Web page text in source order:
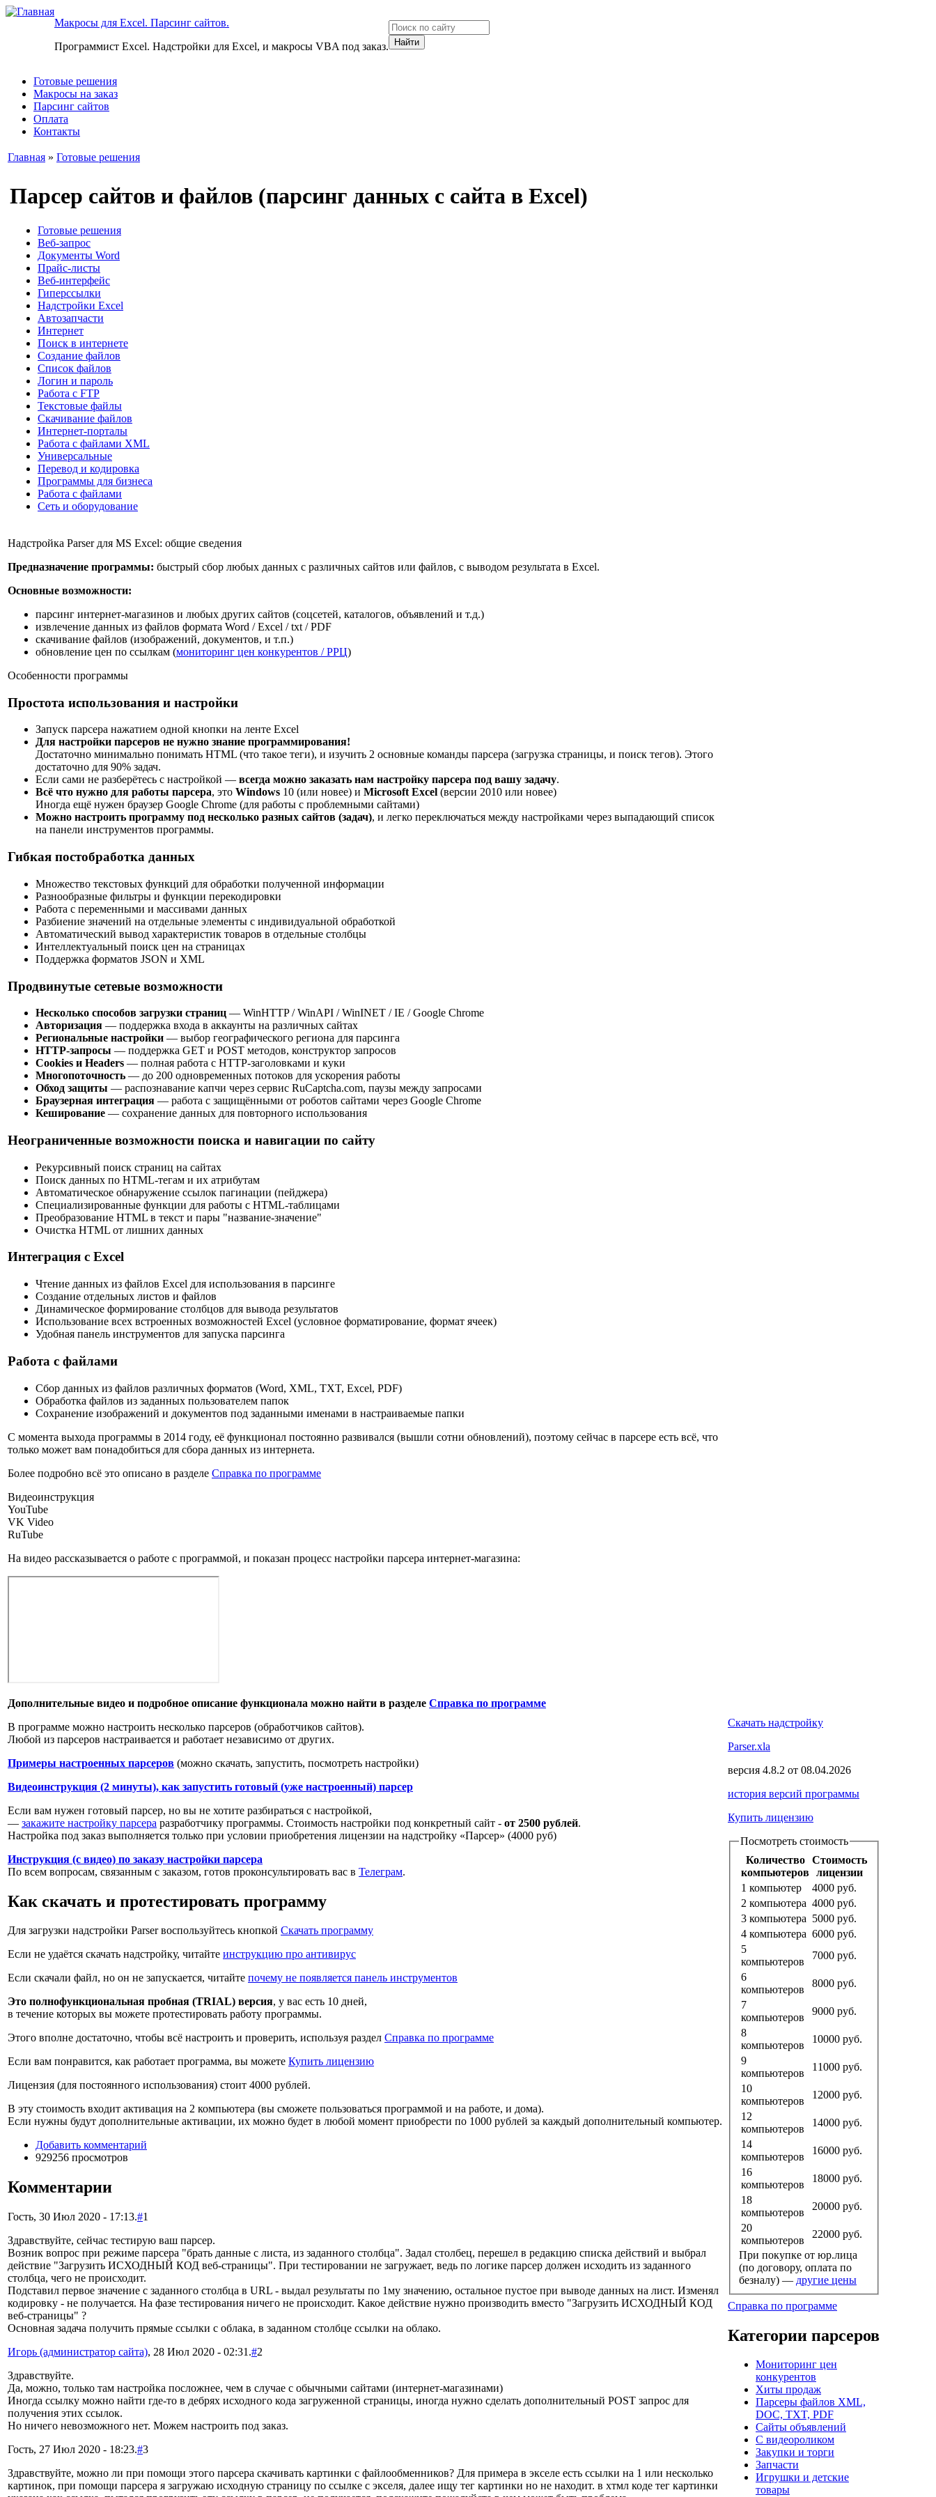
Макросы для Excel. Парсинг сайтов.
Программист Excel. Надстройки для Excel, и макросы VBA под заказ.
Готовые решения
Макросы на заказ
Парсинг сайтов
Оплата
Контакты
Главная » Готовые решения
Парсер сайтов и файлов (парсинг данных с сайта в Excel)
Готовые решения
Веб-запрос
Документы Word
Прайс-листы
Веб-интерфейс
Гиперссылки
Надстройки Excel
Автозапчасти
Интернет
Поиск в интернете
Создание файлов
Список файлов
Логин и пароль
Работа с FTP
Текстовые файлы
Скачивание файлов
Интернет-порталы
Работа с файлами XML
Универсальные
Перевод и кодировка
Программы для бизнеса
Работа с файлами
Сеть и оборудование
Надстройка Parser для MS Excel: общие сведения
Предназначение программы: быстрый сбор любых данных с различных сайтов или файлов, с выводом результата в Excel.
Основные возможности:
парсинг интернет-магазинов и любых других сайтов (соцсетей, каталогов, объявлений и т.д.)
извлечение данных из файлов формата Word / Excel / txt / PDF
скачивание файлов (изображений, документов, и т.п.)
обновление цен по ссылкам (мониторинг цен конкурентов / РРЦ)
Особенности программы
Простота использования и настройки
Запуск парсера нажатием одной кнопки на ленте Excel
Для настройки парсеров не нужно знание программирования!
Достаточно минимально понимать HTML (что такое теги), и изучить 2 основные команды парсера (загрузка страницы, и поиск тегов). Этого
достаточно для 90% задач.
Если сами не разберётесь с настройкой — всегда можно заказать нам настройку парсера под вашу задачу.
Всё что нужно для работы парсера, это Windows 10 (или новее) и Microsoft Excel (версии 2010 или новее)
Иногда ещё нужен браузер Google Chrome (для работы с проблемными сайтами)
Можно настроить программу под несколько разных сайтов (задач), и легко переключаться между настройками через выпадающий список
на панели инструментов программы.
Гибкая постобработка данных
Множество текстовых функций для обработки полученной информации
Разнообразные фильтры и функции перекодировки
Работа с переменными и массивами данных
Разбиение значений на отдельные элементы с индивидуальной обработкой
Автоматический вывод характеристик товаров в отдельные столбцы
Интеллектуальный поиск цен на страницах
Поддержка форматов JSON и XML
Продвинутые сетевые возможности
Несколько способов загрузки страниц — WinHTTP / WinAPI / WinINET / IE / Google Chrome
Авторизация — поддержка входа в аккаунты на различных сайтах
Региональные настройки — выбор географического региона для парсинга
HTTP-запросы — поддержка GET и POST методов, конструктор запросов
Cookies и Headers — полная работа с HTTP-заголовками и куки
Многопоточность — до 200 одновременных потоков для ускорения работы
Обход защиты — распознавание капчи через сервис RuCaptcha.com, паузы между запросами
Браузерная интеграция — работа с защищёнными от роботов сайтами через Google Chrome
Кеширование — сохранение данных для повторного использования
Неограниченные возможности поиска и навигации по сайту
Рекурсивный поиск страниц на сайтах
Поиск данных по HTML-тегам и их атрибутам
Автоматическое обнаружение ссылок пагинации (пейджера)
Специализированные функции для работы с HTML-таблицами
Преобразование HTML в текст и пары "название-значение"
Очистка HTML от лишних данных
Интеграция с Excel
Чтение данных из файлов Excel для использования в парсинге
Создание отдельных листов и файлов
Динамическое формирование столбцов для вывода результатов
Использование всех встроенных возможностей Excel (условное форматирование, формат ячеек)
Удобная панель инструментов для запуска парсинга
Работа с файлами
Сбор данных из файлов различных форматов (Word, XML, TXT, Excel, PDF)
Обработка файлов из заданных пользователем папок
Сохранение изображений и документов под заданными именами в настраиваемые папки
С момента выхода программы в 2014 году, её функционал постоянно развивался (вышли сотни обновлений), поэтому сейчас в парсере есть всё, что
только может вам понадобиться для сбора данных из интернета.
Более подробно всё это описано в разделе Справка по программе
Видеоинструкция
YouTube
VK Video
RuTube
На видео рассказывается о работе с программой, и показан процесс настройки парсера интернет-магазина:
Дополнительные видео и подробное описание функционала можно найти в разделе Справка по программе
В программе можно настроить несколько парсеров (обработчиков сайтов).
Любой из парсеров настраивается и работает независимо от других.
Примеры настроенных парсеров (можно скачать, запустить, посмотреть настройки)
Видеоинструкция (2 минуты), как запустить готовый (уже настроенный) парсер
Если вам нужен готовый парсер, но вы не хотите разбираться с настройкой,
— закажите настройку парсера разработчику программы. Стоимость настройки под конкретный сайт - от 2500 рублей.
Настройка под заказ выполняется только при условии приобретения лицензии на надстройку «Парсер» (4000 руб)
Инструкция (с видео) по заказу настройки парсера
По всем вопросам, связанным с заказом, готов проконсультировать вас в Телеграм.
Как скачать и протестировать программу
Для загрузки надстройки Parser воспользуйтесь кнопкой Скачать программу
Если не удаётся скачать надстройку, читайте инструкцию про антивирус
Если скачали файл, но он не запускается, читайте почему не появляется панель инструментов
Это полнофункциональная пробная (TRIAL) версия, у вас есть 10 дней,
в течение которых вы можете протестировать работу программы.
Этого вполне достаточно, чтобы всё настроить и проверить, используя раздел Справка по программе
Если вам понравится, как работает программа, вы можете Купить лицензию
Лицензия (для постоянного использования) стоит 4000 рублей.
В эту стоимость входит активация на 2 компьютера (вы сможете пользоваться программой и на работе, и дома).
Если нужны будут дополнительные активации, их можно будет в любой момент приобрести по 1000 рублей за каждый дополнительный компьютер.
Добавить комментарий
929256 просмотров
Комментарии
Гость, 30 Июл 2020 - 17:13.#1
Здравствуйте, сейчас тестирую ваш парсер.
Возник вопрос при режиме парсера "брать данные с листа, из заданного столбца". Задал столбец, перешел в редакцию списка действий и выбрал
действие "Загрузить ИСХОДНЫЙ КОД веб-страницы". При тестировании не загружает, ведь по логике парсер должен исходить из заданного
столбца, чего не происходит.
Подставил первое значение с заданного столбца в URL - выдал результаты по 1му значению, остальное пустое при выводе данных на лист. Изменял
кодировку - не получается. На фазе тестирования ничего не происходит. Какое действие нужно производить вместо "Загрузить ИСХОДНЫЙ КОД
веб-страницы" ?
Основная задача получить прямые ссылки с облака, в заданном столбце ссылки на облако.
Игорь (администратор сайта), 28 Июл 2020 - 02:31.#2
Здравствуйте.
Да, можно, только там настройка посложнее, чем в случае с обычными сайтами (интернет-магазинами)
Иногда ссылку можно найти где-то в дебрях исходного кода загруженной страницы, иногда нужно сделать дополнительный POST запрос для
получения этих ссылок.
Но ничего невозможного нет. Можем настроить под заказ.
Гость, 27 Июл 2020 - 18:23.#3
Здравствуйте, можно ли при помощи этого парсера скачивать картинки с файлообменников? Для примера в экселе есть ссылки на 1 или несколько
картинок, при помощи парсера я загружаю исходную страницу по ссылке с экселя, далее ищу тег картинки но не находит. в хтмл коде тег картинки
Скачать надстройку
Parser.xla
версия 4.8.2 от 08.04.2026
история версий программы
Купить лицензию
Посмотреть стоимость
Количество
компьютеров
Стоимость
лицензии
1 компьютер
4000 руб.
2 компьютера 4000 руб.
3 компьютера 5000 руб.
4 компьютера 6000 руб.
5
компьютеров
7000 руб.
6
компьютеров
8000 руб.
7
компьютеров
9000 руб.
8
компьютеров
10000 руб.
9
компьютеров
11000 руб.
10
компьютеров
12000 руб.
12
компьютеров
14000 руб.
14
компьютеров
16000 руб.
16
компьютеров
18000 руб.
18
компьютеров
20000 руб.
20
компьютеров
22000 руб.
При покупке от юр.лица
(по договору, оплата по
безналу) — другие цены
Справка по программе
Категории парсеров
Мониторинг цен
конкурентов
Хиты продаж
Парсеры файлов XML,
DOC, TXT, PDF
Сайты объявлений
С видеороликом
Закупки и торги
Запчасти
Игрушки и детские
товары